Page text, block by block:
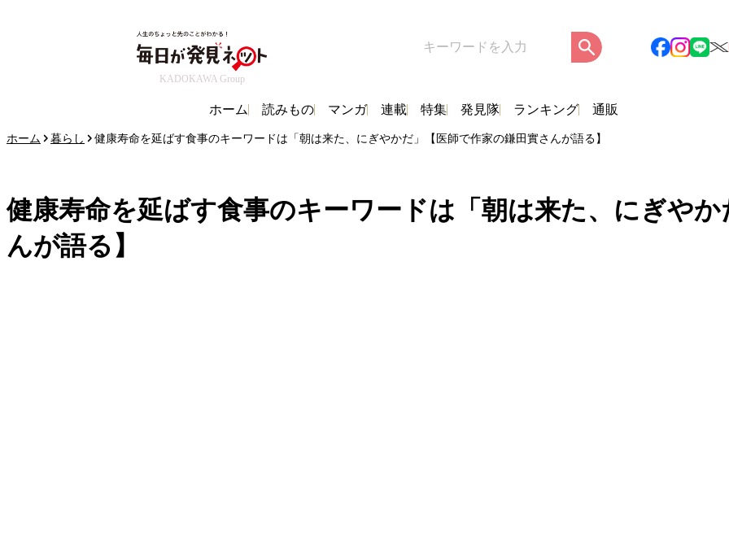
KADOKAWA Group
ホーム 読みもの マンガ 連載 特集 発見隊 ランキング 通販
ホーム 暮らし 健康寿命を延ばす食事のキーワードは「朝は来た、にぎやかだ」【医師で作家の鎌田實さんが語る】
健康寿命を延ばす食事のキーワードは「朝は来た、にぎや
んが語る】